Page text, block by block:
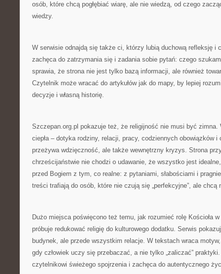
osób, które chcą pogłębiać wiarę, ale nie wiedzą, od czego
wiedzy.
W serwisie odnajdą się także ci, którzy lubią duchową refleksję i
zachęca do zatrzymania się i zadania sobie pytań: czego
sprawia, że strona nie jest tylko bazą informacji, ale również
Czytelnik może wracać do artykułów jak do mapy, by lepiej
decyzje i własną historię.
Szczepan.org.pl pokazuje też, że religijność nie musi być zimna.
ciepła – dotyka rodziny, relacji, pracy, codziennych obowiązków i
przeżywa wdzięczność, ale także wewnętrzny kryzys. Strona
chrześcijaństwie nie chodzi o udawanie, że wszystko jest
przed Bogiem z tym, co realne: z pytaniami, słabościami i
treści trafiają do osób, które nie czują się „perfekcyjne”, ale chcą
Dużo miejsca poświęcono też temu, jak rozumieć rolę Kościoła
próbuje redukować religię do kulturowego dodatku. Serwis
budynek, ale przede wszystkim relacje. W tekstach wraca
gdy człowiek uczy się przebaczać, a nie tylko „zaliczać”
czytelnikowi świeżego spojrzenia i zachęca do autentycznego